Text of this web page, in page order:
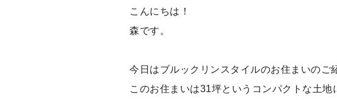
こんにちは！
森です。
今日はブルックリンスタイルのお住まいのご
このお住まいは31坪というコンパクトな土